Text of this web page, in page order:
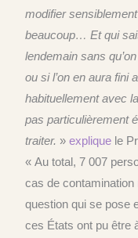
modifier
beaucoup… Et qui
lendemain sans
ou si l’on en aura fini
habituellement avec
pas particulièrement
traiter.»explique le
« Au total, 7 007
cas de contamination
question qui se pose
ces États ont pu être